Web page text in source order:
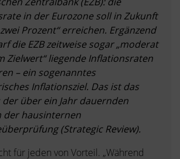
in der Eurozone soll in Zukunft
Prozent“ erreichen. Ergänzend
die EZB zeitweise sogar „moderat
Zielwert“ liegende Inflationsraten
– ein sogenanntes
Inflationsziel. Das ist das
der über ein Jahr dauernden
der hausinternen
(Strategic Review).
für jeden von Vorteil. „Während